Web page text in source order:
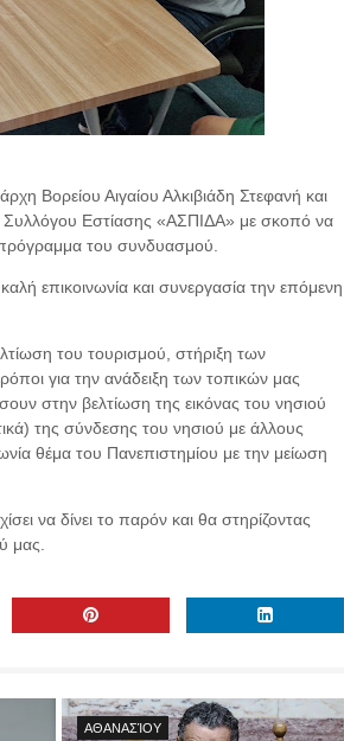
Βορείου Αιγαίου Αλκιβιάδη Στεφανή και
Εστίασης «ΑΣΠΙΔΑ» με σκοπό να
του συνδυασμού.
επικοινωνία και συνεργασία την επόμενη
του τουρισμού, στήριξη των
για την ανάδειξη των τοπικών μας
στην βελτίωση της εικόνας του νησιού
της σύνδεσης του νησιού με άλλους
θέμα του Πανεπιστημίου με την μείωση
να δίνει το παρόν και θα στηρίζοντας
μας.
ΑΘΑΝΑΣΊΟΥ